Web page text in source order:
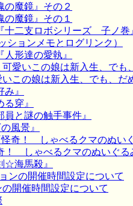
魔鏡』その２
魔鏡』その１
十二支ロボシリーズ 子ノ巻
ションメモとログリンク）
形達の愛執』
愛いこの娘は新入生、でも
この娘は新入生、でも、だ
』
穿』
と謎の触手事件』
風景』
奇！ しゃべるクマのぬい
！ しゃべるクマのぬいぐる
☆海馬殺』
ンの開催時間設定について
開催時間設定について